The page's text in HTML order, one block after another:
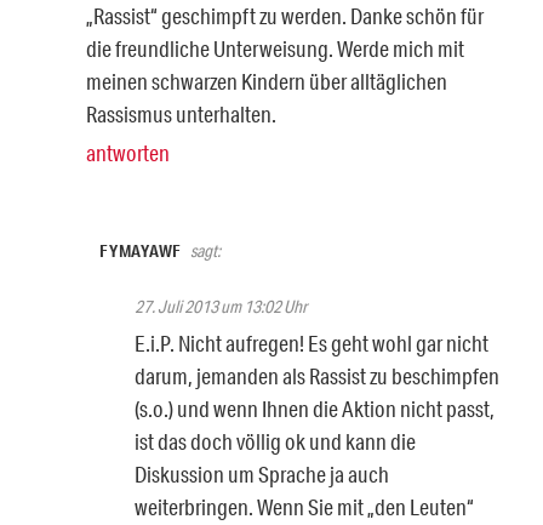
„Rassist“ geschimpft zu werden. Danke schön für
die freundliche Unterweisung. Werde mich mit
meinen schwarzen Kindern über alltäglichen
Rassismus unterhalten.
antworten
FYMAYAWF sagt:
27. Juli 2013 um 13:02 Uhr
E.i.P. Nicht aufregen! Es geht wohl gar nicht
darum, jemanden als Rassist zu beschimpfen
(s.o.) und wenn Ihnen die Aktion nicht passt,
ist das doch völlig ok und kann die
Diskussion um Sprache ja auch
weiterbringen. Wenn Sie mit „den Leuten“